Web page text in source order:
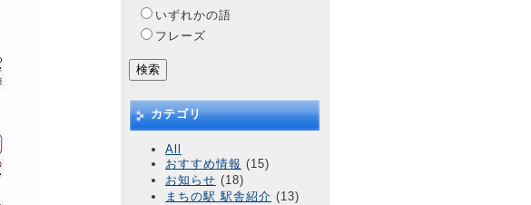
いずれかの語
フレーズ
カテゴリ
All
おすすめ情報 (15)
お知らせ (18)
まちの駅 駅舎紹介 (13)